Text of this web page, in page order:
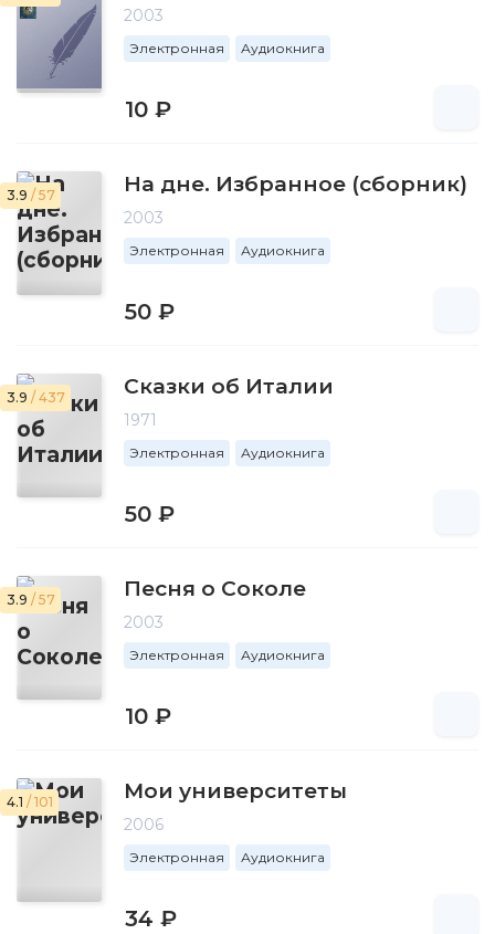
2003
Электронная Аудиокнига
10 ₽
3.9 / 57 На дне. Избранное (сборник)
2003
Электронная Аудиокнига
50 ₽
3.9 / 437 Сказки об Италии
1971
Электронная Аудиокнига
50 ₽
3.9 / 57 Песня о Соколе
2003
Электронная Аудиокнига
10 ₽
4.1 / 101 Мои университеты
2006
Электронная Аудиокнига
34 ₽